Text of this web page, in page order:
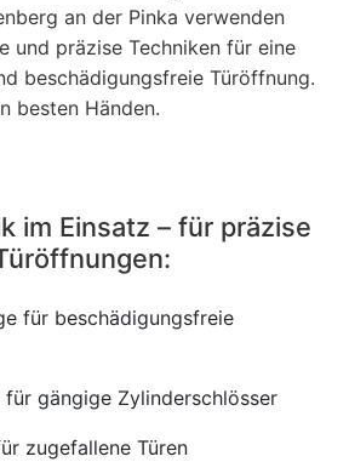
an der Pinka verwenden
und präzise Techniken für eine
beschädigungsfreie Türöffnung.
besten Händen.
im Einsatz – für präzise
für beschädigungsfreie
gängige Zylinderschlösser
zugefallene Türen